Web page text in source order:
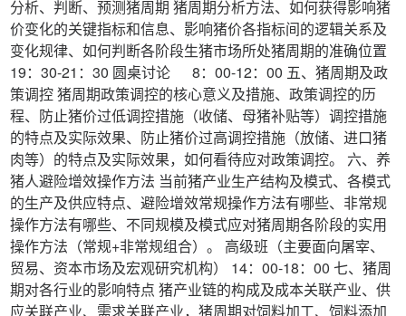
分析、判断、预测猪周期 猪周期分析方法、如何获得影响猪
价变化的关键指标和信息、影响猪价各指标间的逻辑关系及
变化规律、如何判断各阶段生猪市场所处猪周期的准确位置
19：30-21：30 圆桌讨论 8：00-12：00 五、猪周期及政
策调控 猪周期政策调控的核心意义及措施、政策调控的历
程、防止猪价过低调控措施（收储、母猪补贴等）调控措施
的特点及实际效果、防止猪价过高调控措施（放储、进口猪
肉等）的特点及实际效果，如何看待应对政策调控。 六、养
猪人避险增效操作方法 当前猪产业生产结构及模式、各模式
的生产及供应特点、避险增效常规操作方法有哪些、非常规
操作方法有哪些、不同规模及模式应对猪周期各阶段的实用
操作方法（常规+非常规组合）。 高级班（主要面向屠宰、
贸易、资本市场及宏观研究机构） 14：00-18：00 七、猪周
期对各行业的影响特点 猪产业链的构成及成本关联产业、供
应关联产业、需求关联产业，猪周期对饲料加工、饲料添加